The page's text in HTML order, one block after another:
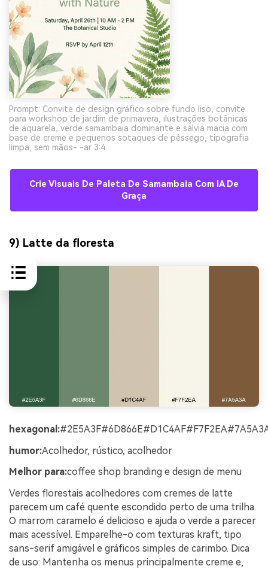
Prompt: Convite de design gráfico sobre fundo liso, convite
para workshop de jardim de primavera, ilustrações botânicas
de aquarela, verde samambaia dominante e sálvia macia com
base de creme e pequenos sotaques de pêssego, tipografia
limpa, sem mãos- -ar 3:4
Crie Visuais De Paleta De Samambaia Com IA De
Graça
9) Latte da floresta
hexagonal:
humor:Acolhedor, rústico, acolhedor
Melhor para:coffee shop branding e design de menu
Verdes florestais acolhedores com cremes de latte
parecem um café quente escondido perto de uma trilha.
O marrom caramelo é delicioso e ajuda o verde a parecer
mais acessível. Emparelhe-o com texturas kraft, tipo
sans-serif amigável e gráficos simples de carimbo. Dica
de uso: Mantenha os menus principalmente creme e,